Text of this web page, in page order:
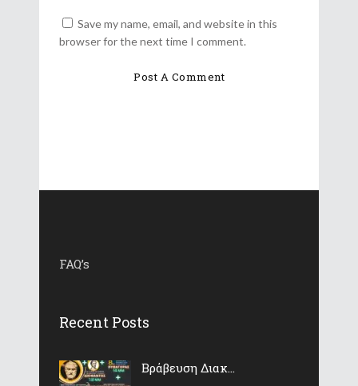
Save my name, email, and website in this
browser for the next time I comment.
FAQ’s
Recent Posts
Βράβευση Διακ...